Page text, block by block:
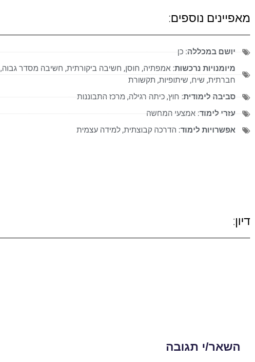
מאפיינים נוספים:
יושם במכללה: כן
מיומנויות נרכשות: אמפתיה, חוסן, חשיבה ביקורתית, חשיבה מסדר גבוה,
חברתית, שיח, שיתופיות, תקשורת
סביבה לימודית: חוץ,כיתה רגילה,מרכז התבוננות
עזרי לימוד: אמצעי המחשה
אפשרויות לימוד: הדרכה קבוצתית, למידה עצמית
דיון:
השאר/י תגובה